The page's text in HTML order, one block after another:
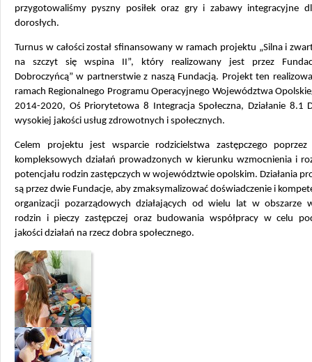
przygotowaliśmy pyszny posiłek oraz gry i zabawy integracyjne
dorosłych.
Turnus w całości został sfinansowany w ramach projektu „Silna i
na szczyt się wspina II”, który realizowany jest przez
Dobroczyńcą” w partnerstwie z naszą Fundacją. Projekt ten
ramach Regionalnego Programu Operacyjnego Województwa
2014-2020, Oś Priorytetowa 8 Integracja Społeczna, Działanie 8.1
wysokiej jakości usług zdrowotnych i społecznych.
Celem projektu jest wsparcie rodzicielstwa zastępczego poprzez
kompleksowych działań prowadzonych w kierunku wzmocnienia i
potencjału rodzin zastępczych w województwie opolskim. Działania
są przez dwie Fundacje, aby zmaksymalizować doświadczenie i
organizacji pozarządowych działających od wielu lat w obszarze
rodzin i pieczy zastępczej oraz budowania współpracy w celu
jakości działań na rzecz dobra społecznego.